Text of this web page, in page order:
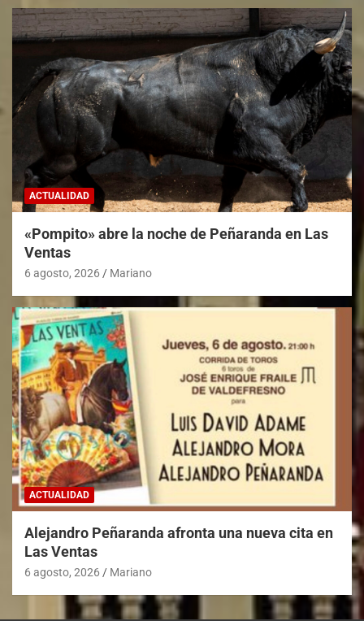
ACTUALIDAD
«Pompito» abre la noche de Peñaranda en Las
Ventas
6 agosto, 2026 Mariano
ACTUALIDAD
Alejandro Peñaranda afronta una nueva cita en
Las Ventas
6 agosto, 2026 Mariano